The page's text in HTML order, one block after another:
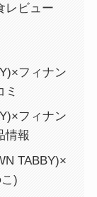
レビュー
フィナン
フィナン
情報
TABBY)×
)